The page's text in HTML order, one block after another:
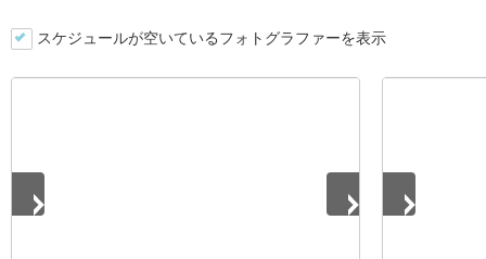
スケジュールが空いているフォトグラファーを表示